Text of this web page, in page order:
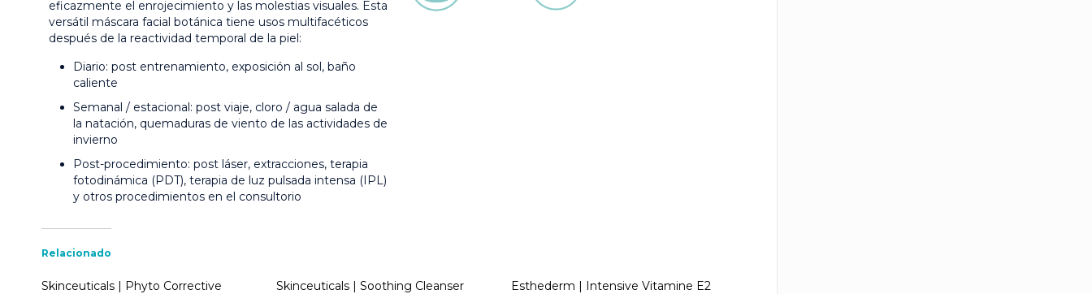
eficazmente el enrojecimiento y las molestias visuales. Esta
versátil máscara facial botánica tiene usos multifacéticos
después de la reactividad temporal de la piel:
Diario: post entrenamiento, exposición al sol, baño
caliente
Semanal / estacional: post viaje, cloro / agua salada de
la natación, quemaduras de viento de las actividades de
invierno
Post-procedimiento: post láser, extracciones, terapia
fotodinámica (PDT), terapia de luz pulsada intensa (IPL)
y otros procedimientos en el consultorio
Relacionado
Skinceuticals | Phyto Corrective
Skinceuticals | Soothing Cleanser
Esthederm | Intensive Vitamine E2